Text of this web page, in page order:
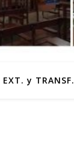
EXT. y TRANSF.